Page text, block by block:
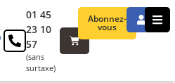
Abonnez-
vous
01 45
23 10
57
(sans
surtaxe)